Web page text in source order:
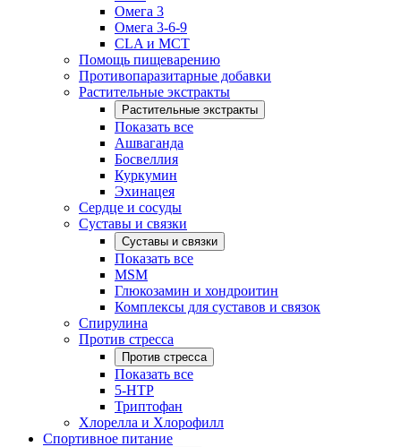
Омега 3
Омега 3-6-9
CLA и MCT
Помощь пищеварению
Противопаразитарные добавки
Растительные экстракты
Растительные экстракты
Показать все
Ашваганда
Босвеллия
Куркумин
Эхинацея
Сердце и сосуды
Суставы и связки
Суставы и связки
Показать все
MSM
Глюкозамин и хондроитин
Комплексы для суставов и связок
Спирулина
Против стресса
Против стресса
Показать все
5-HTP
Триптофан
Хлорелла и Хлорофилл
Спортивное питание